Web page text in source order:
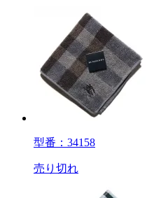
型番：34158
売り切れ